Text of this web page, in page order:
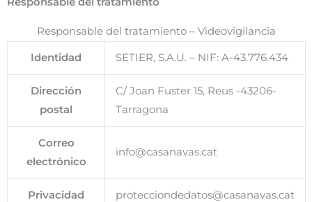
Responsable del tratamiento – Videovigilancia
Identidad SETIER, S.A.U. – NIF: A-43.776.434
Dirección
postal
C/ Joan Fuster 15, Reus -43206-
Tarragona
Correo
electrónico
info@casanavas.cat
Privacidad protecciondedatos@casanavas.cat